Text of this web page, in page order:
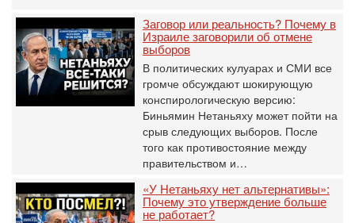
Заговор или реальность? Почему в
Израиле заговорили об отмене
выборов
В политических кулуарах и СМИ все
громче обсуждают шокирующую
конспирологическую версию:
Биньямин Нетаньяху может пойти на
срыв следующих выборов. После
того как противостояние между
правительством и…
«У Нетаньяху нет альтернативы»:
Почему это утверждение больше
не работает?